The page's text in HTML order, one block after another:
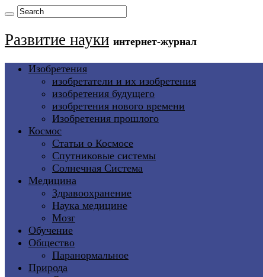
Развитие науки интернет-журнал
Изобретения
изобретатели и их изобретения
изобретения будущего
изобретения нового времени
Изобретения прошлого
Космос
Статьи о Космосе
Спутниковые системы
Солнечная Система
Медицина
Здравоохранение
Наука медицине
Мозг
Обучение
Общество
Паранормальное
Природа